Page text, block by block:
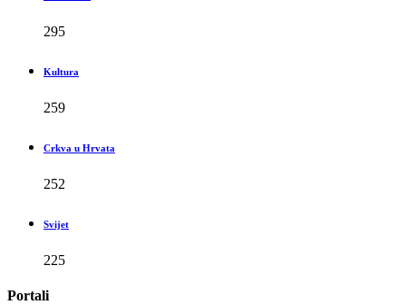
295
Kultura
259
Crkva u Hrvata
252
Svijet
225
Portali